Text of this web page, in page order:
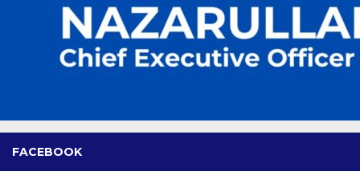
FACEBOOK